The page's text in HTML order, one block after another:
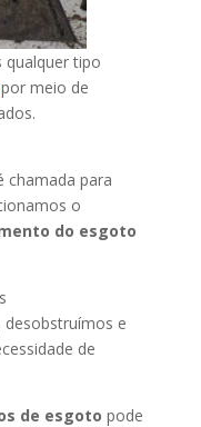
qualquer tipo
por meio de
chamada para
o
do esgoto
desobstruímos e
de
de esgoto pode